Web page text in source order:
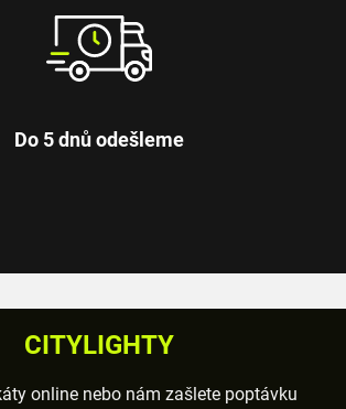
Do 5 dnů odešleme
CITYLIGHTY
online nebo nám zašlete poptávku